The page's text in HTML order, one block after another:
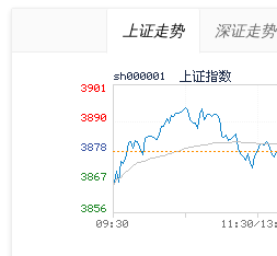
上证走势 深证走势